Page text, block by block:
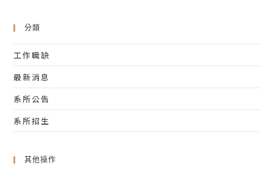
分類
工作職缺
最新消息
系所公告
系所招生
其他操作